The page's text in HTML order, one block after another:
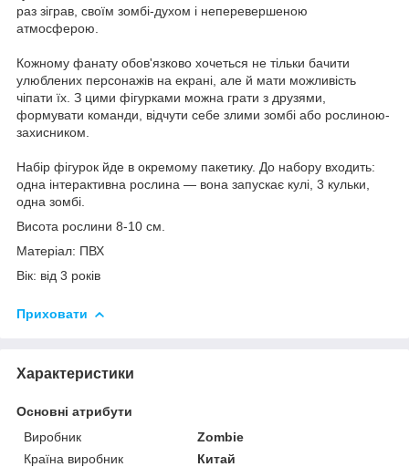
раз зіграв, своїм зомбі-духом і неперевершеною
атмосферою.
Кожному фанату обов'язково хочеться не тільки бачити
улюблених персонажів на екрані, але й мати можливість
чіпати їх. З цими фігурками можна грати з друзями,
формувати команди, відчути себе злими зомбі або рослиною-
захисником.
Набір фігурок йде в окремому пакетику. До набору входить:
одна інтерактивна рослина — вона запускає кулі, 3 кульки,
одна зомбі.
Висота рослини 8-10 см.
Матеріал: ПВХ
Вік: від 3 років
Приховати
Характеристики
Основні атрибути
Виробник
Zombie
Країна виробник
Китай